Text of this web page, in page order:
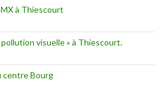
à Thiescourt
visuelle » à Thiescourt.
centre Bourg